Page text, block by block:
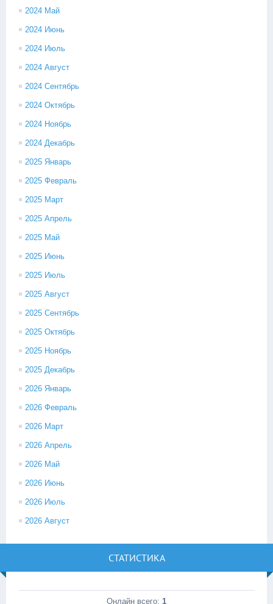
2024 Май
2024 Июнь
2024 Июль
2024 Август
2024 Сентябрь
2024 Октябрь
2024 Ноябрь
2024 Декабрь
2025 Январь
2025 Февраль
2025 Март
2025 Апрель
2025 Май
2025 Июнь
2025 Июль
2025 Август
2025 Сентябрь
2025 Октябрь
2025 Ноябрь
2025 Декабрь
2026 Январь
2026 Февраль
2026 Март
2026 Апрель
2026 Май
2026 Июнь
2026 Июль
2026 Август
СТАТИСТИКА
Онлайн всего: 1